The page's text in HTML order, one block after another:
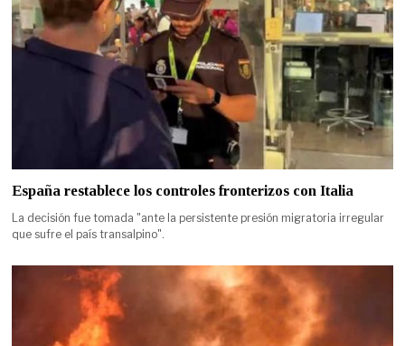
España restablece los controles fronterizos con Italia
La decisión fue tomada "ante la persistente presión migratoria irregular
que sufre el país transalpino".